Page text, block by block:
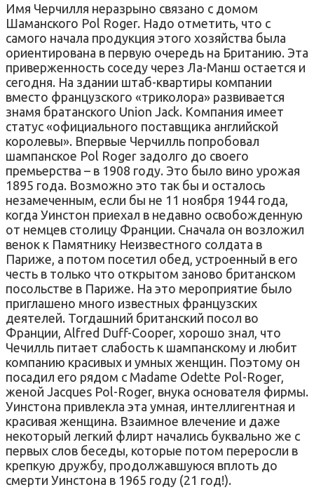
Имя Черчилля неразрыно связано с домом
Шаманского Pol Roger. Надо отметить, что с
самого начала продукция этого хозяйства была
ориентирована в первую очередь на Британию. Эта
приверженность соседу через Ла-Манш остается и
сегодня. На здании штаб-квартиры компании
вместо французского «триколора» развивается
знамя братанского Union Jack. Компания имеет
статус «официального поставщика английской
королевы». Впервые Черчилль попробовал
шампанское Pol Roger задолго до своего
премьерства – в 1908 году. Это было вино урожая
1895 года. Возможно это так бы и осталось
незамеченным, если бы не 11 ноября 1944 года,
когда Уинстон приехал в недавно освобожденную
от немцев столицу Франции. Сначала он возложил
венок к Памятнику Неизвестного солдата в
Париже, а потом посетил обед, устроенный в его
честь в только что открытом заново британском
посольстве в Париже. На это мероприятие было
приглашено много известных французских
деятелей. Тогдашний британский посол во
Франции, Alfred Duff-Cooper, хорошо знал, что
Чечилль питает слабость к шампанскому и любит
компанию красивых и умных женщин. Поэтому он
посадил его рядом с Madame Odette Pol-Roger,
женой Jacques Pol-Roger, внука основателя фирмы.
Уинстона привлекла эта умная, интеллигентная и
красивая женщина. Взаимное влечение и даже
некоторый легкий флирт начались буквально же с
первых слов беседы, которые потом переросли в
крепкую дружбу, продолжавшуюся вплоть до
смерти Уинстона в 1965 году (21 год!).